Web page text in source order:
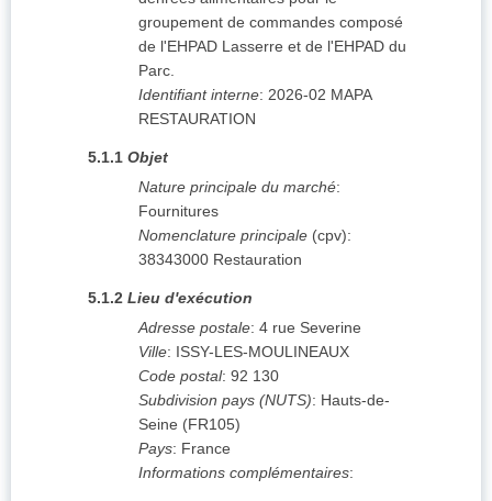
groupement de commandes composé
de l'EHPAD Lasserre et de l'EHPAD du
Parc.
Identifiant interne: 2026-02 MAPA
RESTAURATION
5.1.1 Objet
Nature principale du marché:
Fournitures
Nomenclature principale (cpv):
38343000 Restauration
5.1.2 Lieu d'exécution
Adresse postale: 4 rue Severine
Ville: ISSY-LES-MOULINEAUX
Code postal: 92 130
Subdivision pays (NUTS): Hauts-de-
Seine (FR105)
Pays: France
Informations complémentaires: